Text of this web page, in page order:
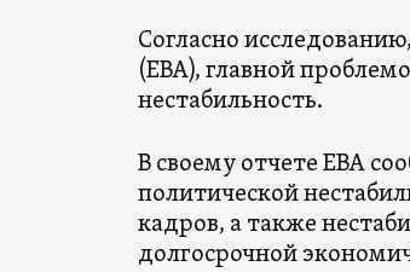
Согласно исследованию,
(EBA), главной
нестабильность.
В своему отчете ЕВА
политической
кадров, а также
долгосрочной